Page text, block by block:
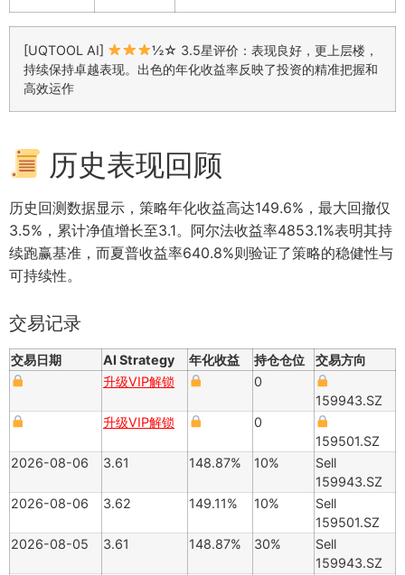
[UQTOOL AI]
½☆ 3.5星评价：表现良好，更上层楼，
持续保持卓越表现。出色的年化收益率反映了投资的精准把握和
高效运作
历史表现回顾
历史回测数据显示，策略年化收益高达149.6%，最大回撤仅
3.5%，累计净值增长至3.1。阿尔法收益率4853.1%表明其持
续跑赢基准，而夏普收益率640.8%则验证了策略的稳健性与
可持续性。
交易记录
交易日期 AI Strategy 年化收益 持仓仓位
交易方向
升级VIP解锁
0
159943.SZ
升级VIP解锁
0
159501.SZ
2026-08-06
3.61 148.87% 10%
Sell
159943.SZ
2026-08-06
3.62 149.11% 10%
Sell
159501.SZ
2026-08-05
3.61 148.87% 30%
Sell
159943.SZ